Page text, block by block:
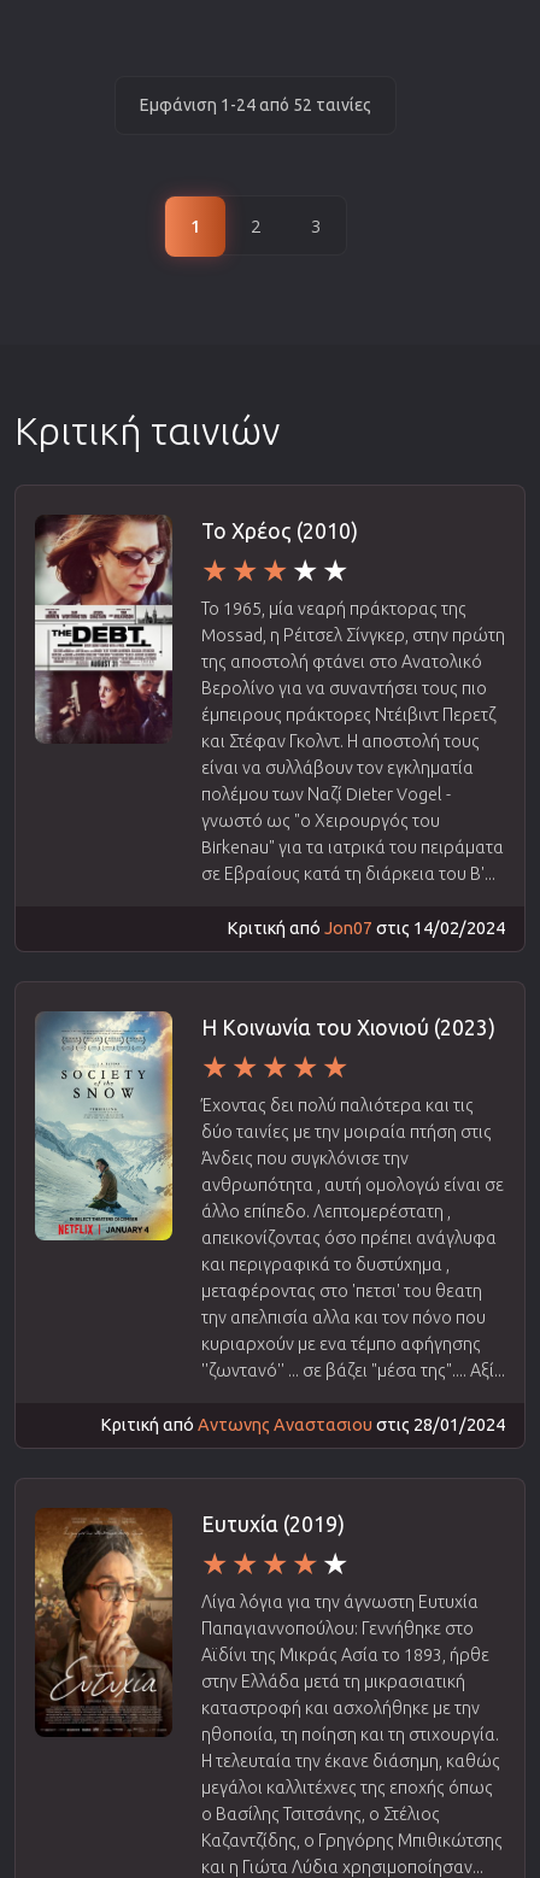
Εμφάνιση 1-24 από 52 ταινίες
1 2 3
Κριτική ταινιών
Το Χρέος (2010)
Το 1965, μία νεαρή πράκτορας της
Mossad, η Ρέιτσελ Σίνγκερ, στην πρώτη
της αποστολή φτάνει στο Ανατολικό
Βερολίνο για να συναντήσει τους πιο
έμπειρους πράκτορες Ντέιβιντ Περετζ
και Στέφαν Γκολντ. Η αποστολή τους
είναι να συλλάβουν τον εγκληματία
πολέμου των Ναζί Dieter Vogel -
γνωστό ως "ο Χειρουργός του
Birkenau" για τα ιατρικά του πειράματα
σε Εβραίους κατά τη διάρκεια του Β'...
Κριτική από Jon07 στις 14/02/2024
Η Κοινωνία του Χιονιού (2023)
Έχοντας δει πολύ παλιότερα και τις
δύο ταινίες με την μοιραία πτήση στις
Άνδεις που συγκλόνισε την
ανθρωπότητα , αυτή ομολογώ είναι σε
άλλο επίπεδο. Λεπτομερέστατη ,
απεικονίζοντας όσο πρέπει ανάγλυφα
και περιγραφικά το δυστύχημα ,
μεταφέροντας στο 'πετσι' του θεατη
την απελπισία αλλα και τον πόνο που
κυριαρχούν με ενα τέμπο αφήγησης
''ζωντανό'' ... σε βάζει "μέσα της".... Αξί...
Κριτική από Αντωνης Αναστασιου στις 28/01/2024
Ευτυχία (2019)
Λίγα λόγια για την άγνωστη Ευτυχία
Παπαγιαννοπούλου: Γεννήθηκε στο
Αϊδίνι της Μικράς Ασία το 1893, ήρθε
στην Ελλάδα μετά τη μικρασιατική
καταστροφή και ασχολήθηκε με την
ηθοποιία, τη ποίηση και τη στιχουργία.
Η τελευταία την έκανε διάσημη, καθώς
μεγάλοι καλλιτέχνες της εποχής όπως
ο Βασίλης Τσιτσάνης, ο Στέλιος
Καζαντζίδης, ο Γρηγόρης Μπιθικώτσης
και η Γιώτα Λύδια χρησιμοποίησαν...